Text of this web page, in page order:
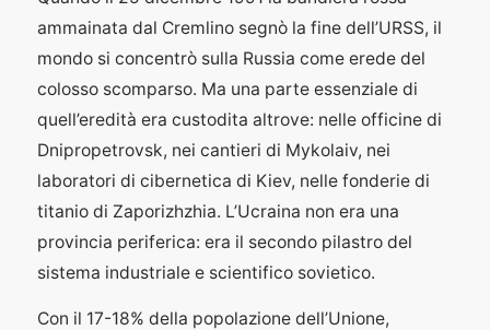
ammainata dal Cremlino segnò la fine dell’URSS, il
mondo si concentrò sulla Russia come erede del
colosso scomparso. Ma una parte essenziale di
quell’eredità era custodita altrove: nelle officine di
Dnipropetrovsk, nei cantieri di Mykolaiv, nei
laboratori di cibernetica di Kiev, nelle fonderie di
titanio di Zaporizhzhia. L’Ucraina non era una
provincia periferica: era il secondo pilastro del
sistema industriale e scientifico sovietico.
Con il 17-18% della popolazione dell’Unione,